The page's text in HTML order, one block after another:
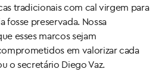
tradicionais com cal virgem para
fosse preservada. Nossa
esses marcos sejam
em valorizar cada
o secretário Diego Vaz.